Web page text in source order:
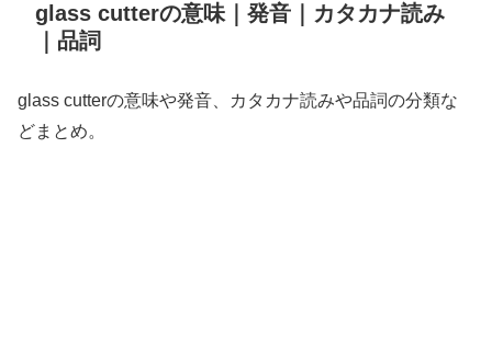
glass cutterの意味｜発音｜カタカナ読み
｜品詞
glass cutterの意味や発音、カタカナ読みや品詞の分類な
どまとめ。